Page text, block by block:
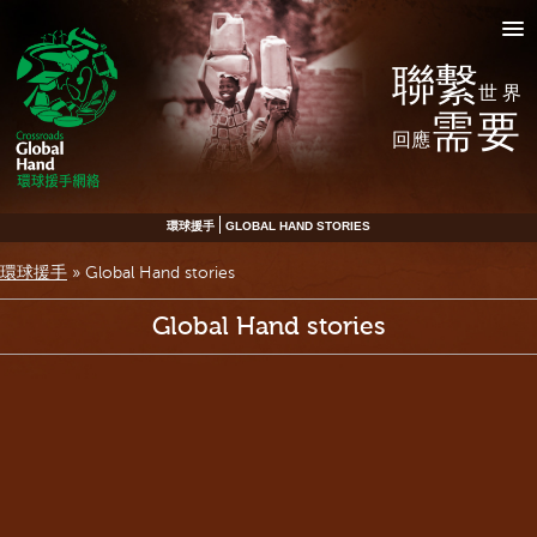
聯繫世界
回應需要
環球援手 GLOBAL HAND STORIES
環球援手 » Global Hand stories
Global Hand stories